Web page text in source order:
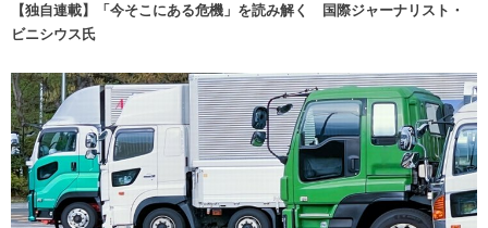
【独自連載】「今そこにある危機」を読み解く 国際ジャーナリスト・
ビニシウス氏